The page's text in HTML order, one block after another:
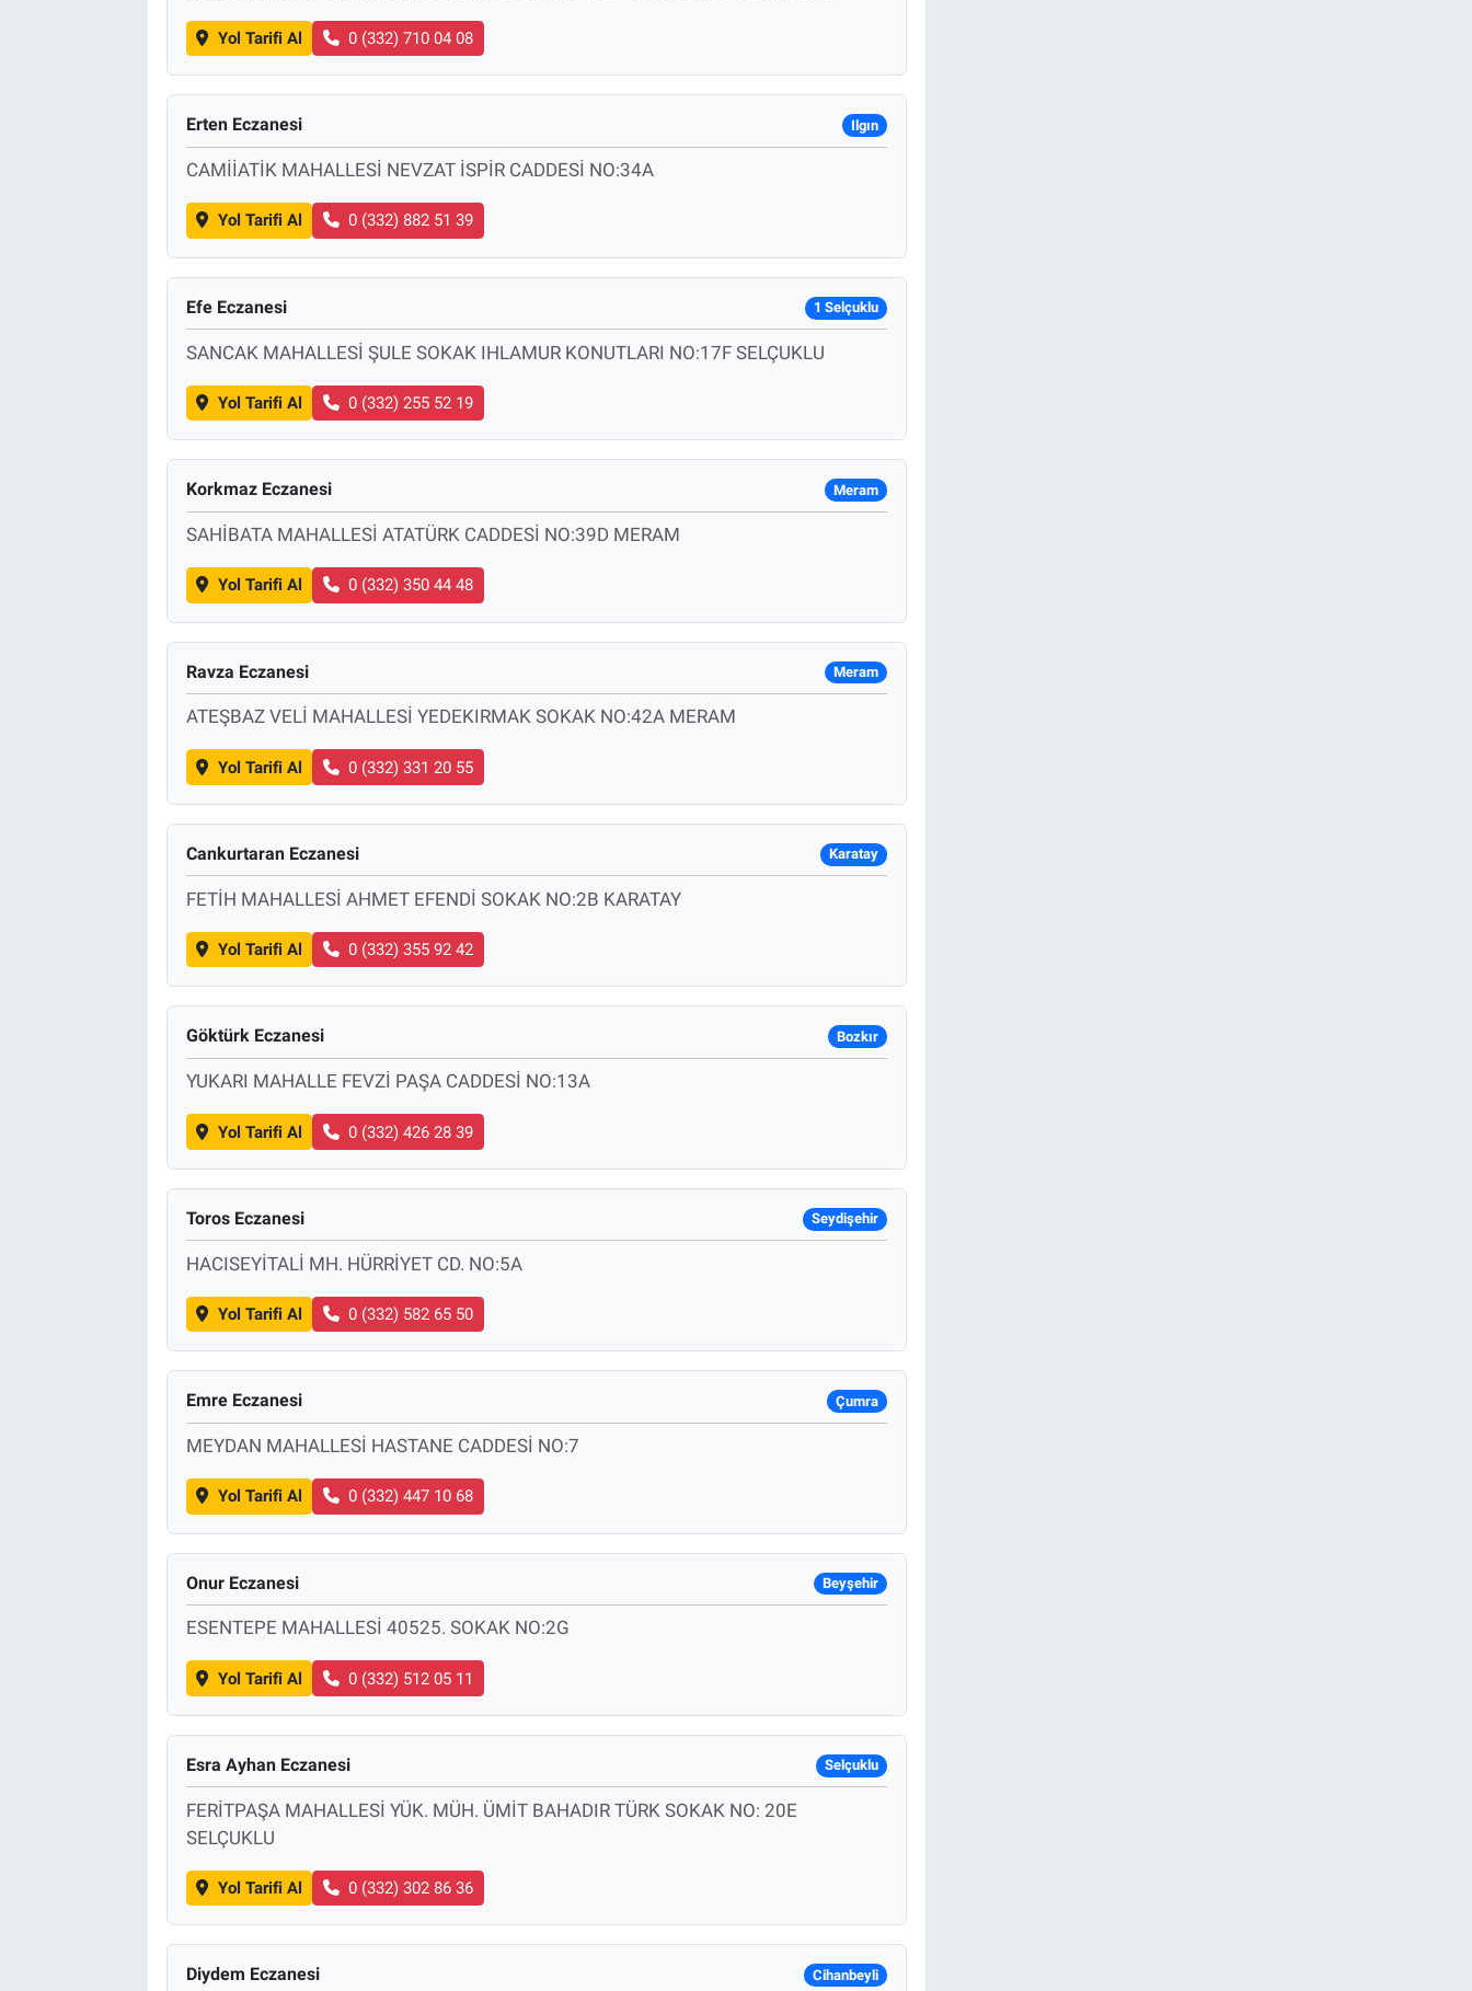
Yol Tarifi Al 0 (332) 710 04 08
Erten Eczanesi Ilgın
CAMİİATİK MAHALLESİ NEVZAT İSPİR CADDESİ NO:34A
Yol Tarifi Al 0 (332) 882 51 39
Efe Eczanesi 1 Selçuklu
SANCAK MAHALLESİ ŞULE SOKAK IHLAMUR KONUTLARI NO:17F SELÇUKLU
Yol Tarifi Al 0 (332) 255 52 19
Korkmaz Eczanesi Meram
SAHİBATA MAHALLESİ ATATÜRK CADDESİ NO:39D MERAM
Yol Tarifi Al 0 (332) 350 44 48
Ravza Eczanesi Meram
ATEŞBAZ VELİ MAHALLESİ YEDEKIRMAK SOKAK NO:42A MERAM
Yol Tarifi Al 0 (332) 331 20 55
Cankurtaran Eczanesi Karatay
FETİH MAHALLESİ AHMET EFENDİ SOKAK NO:2B KARATAY
Yol Tarifi Al 0 (332) 355 92 42
Göktürk Eczanesi Bozkır
YUKARI MAHALLE FEVZİ PAŞA CADDESİ NO:13A
Yol Tarifi Al 0 (332) 426 28 39
Toros Eczanesi Seydişehir
HACISEYİTALİ MH. HÜRRİYET CD. NO:5A
Yol Tarifi Al 0 (332) 582 65 50
Emre Eczanesi Çumra
MEYDAN MAHALLESİ HASTANE CADDESİ NO:7
Yol Tarifi Al 0 (332) 447 10 68
Onur Eczanesi Beyşehir
ESENTEPE MAHALLESİ 40525. SOKAK NO:2G
Yol Tarifi Al 0 (332) 512 05 11
Esra Ayhan Eczanesi Selçuklu
FERİTPAŞA MAHALLESİ YÜK. MÜH. ÜMİT BAHADIR TÜRK SOKAK NO: 20E
SELÇUKLU
Yol Tarifi Al 0 (332) 302 86 36
Diydem Eczanesi Cihanbeyli